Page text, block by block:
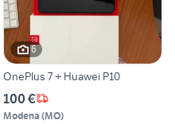
6
OnePlus 7 + Huawei P10
100 €
Modena (MO)